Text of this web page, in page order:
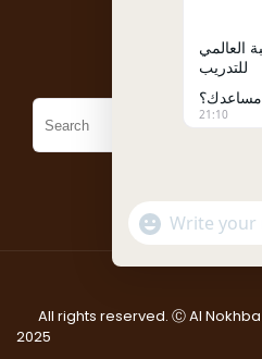
All rights reserved. Ⓒ Al
2025
العالمي
للتدريب
21:10
WhatsApp